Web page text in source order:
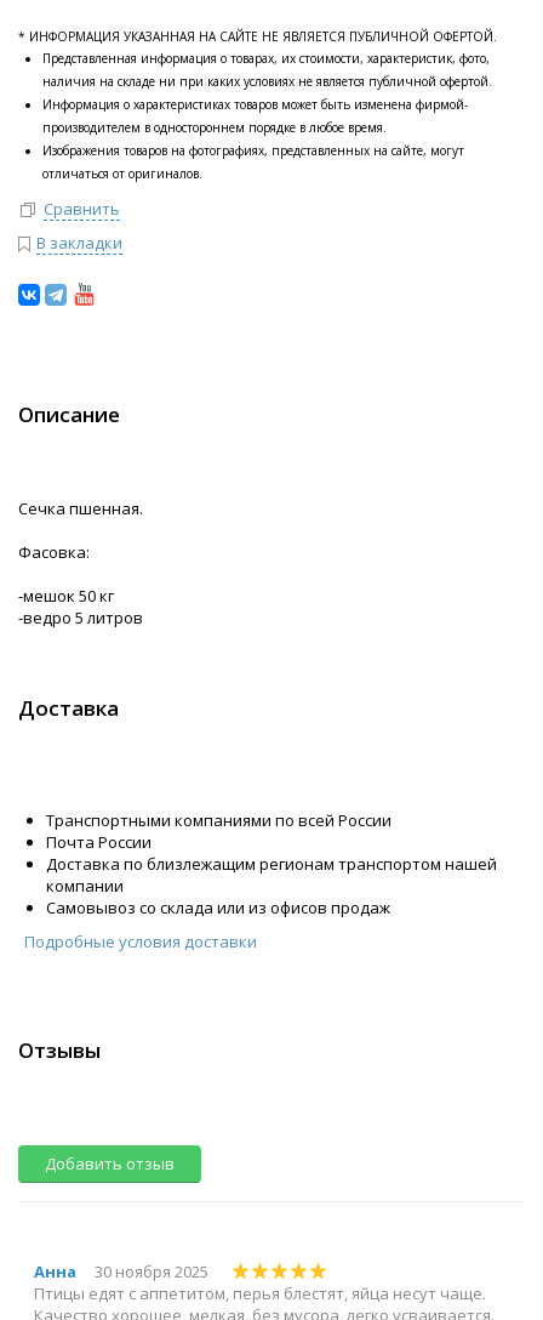
* ИНФОРМАЦИЯ УКАЗАННАЯ НА САЙТЕ НЕ ЯВЛЯЕТСЯ ПУБЛИЧНОЙ ОФЕРТОЙ.
Представленная информация о товарах, их стоимости, характеристик, фото,
наличия на складе ни при каких условиях не является публичной офертой.
Информация о характеристиках товаров может быть изменена фирмой-
производителем в одностороннем порядке в любое время.
Изображения товаров на фотографиях, представленных на сайте, могут
отличаться от оригиналов.
Сравнить
В закладки
Описание
Сечка пшенная.
Фасовка:
-мешок 50 кг
-ведро 5 литров
Доставка
Транспортными компаниями по всей России
Почта России
Доставка по близлежащим регионам транспортом нашей
компании
Самовывоз со склада или из офисов продаж
Подробные условия доставки
Отзывы
Добавить отзыв
Анна
30 ноября 2025
Птицы едят с аппетитом, перья блестят, яйца несут чаще.
Качество хорошее, мелкая, без мусора, легко усваивается.